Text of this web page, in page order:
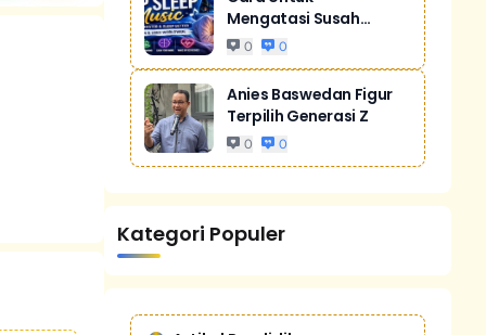
Mengatasi Susah
Tidur Akibat Stres
0 0
Anies Baswedan Figur
Terpilih Generasi Z
0 0
Kategori Populer